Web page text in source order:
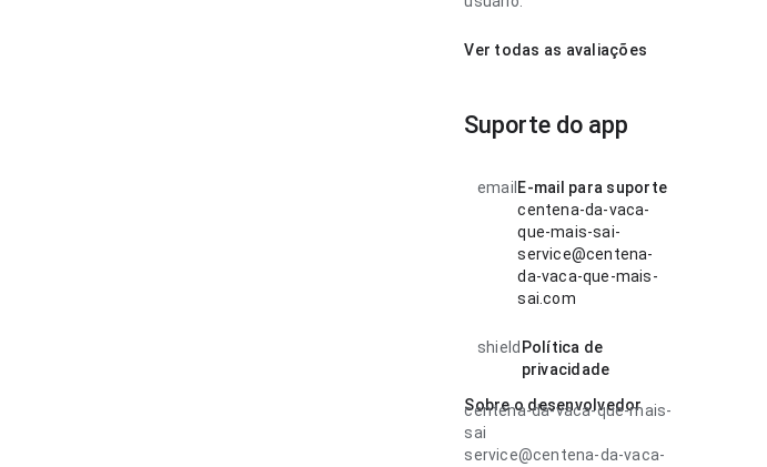
Ver todas as avaliações
Suporte do app
email E-mail para suporte
centena-da-vaca-
que-mais-sai-
service@centena-
da-vaca-que-mais-
sai.com
shield Política de
privacidade
Sobre o desenvolvedor
centena-da-vaca-que-mais-
sai
service@centena-da-vaca-